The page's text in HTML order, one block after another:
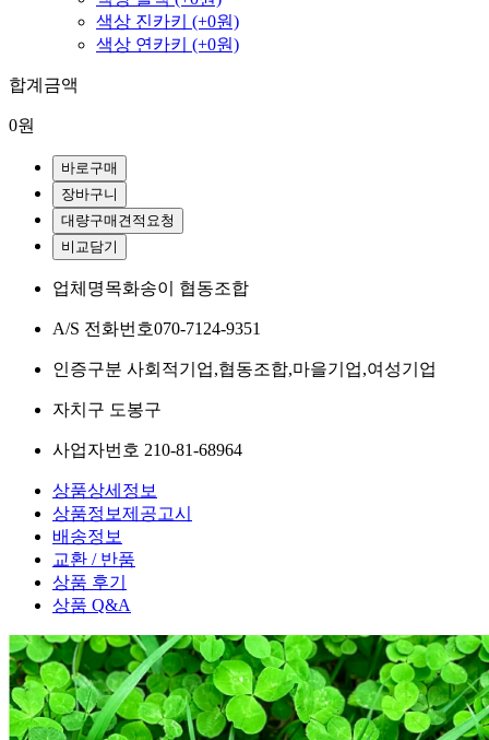
색상 진카키 (+0원)
색상 연카키 (+0원)
합계금액
0원
바로구매
장바구니
대량구매견적요청
비교담기
업체명목화송이 협동조합
A/S 전화번호070-7124-9351
인증구분 사회적기업,협동조합,마을기업,여성기업
자치구 도봉구
사업자번호 210-81-68964
상품상세정보
상품정보제공고시
배송정보
교환 / 반품
상품 후기
상품 Q&A